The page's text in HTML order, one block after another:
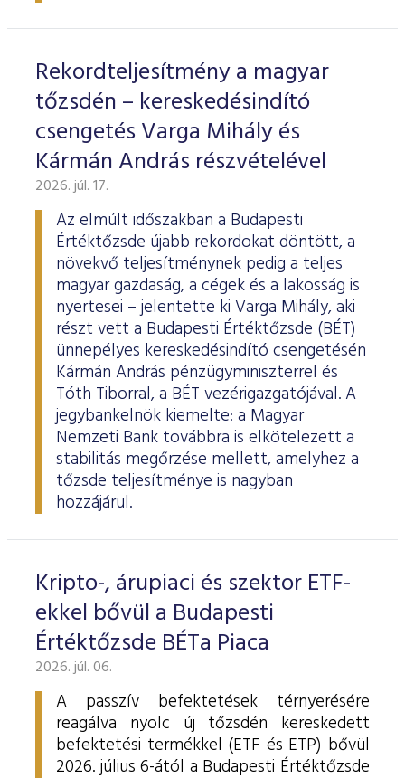
Rekordteljesítmény a magyar
tőzsdén – kereskedésindító
csengetés Varga Mihály és
Kármán András részvételével
2026. júl. 17.
Az elmúlt időszakban a Budapesti
Értéktőzsde újabb rekordokat döntött, a
növekvő teljesítménynek pedig a teljes
magyar gazdaság, a cégek és a lakosság is
nyertesei – jelentette ki Varga Mihály, aki
részt vett a Budapesti Értéktőzsde (BÉT)
ünnepélyes kereskedésindító csengetésén
Kármán András pénzügyminiszterrel és
Tóth Tiborral, a BÉT vezérigazgatójával. A
jegybankelnök kiemelte: a Magyar
Nemzeti Bank továbbra is elkötelezett a
stabilitás megőrzése mellett, amelyhez a
tőzsde teljesítménye is nagyban
hozzájárul.
Kripto-, árupiaci és szektor ETF-
ekkel bővül a Budapesti
Értéktőzsde BÉTa Piaca
2026. júl. 06.
A passzív befektetések térnyerésére
reagálva nyolc új tőzsdén kereskedett
befektetési termékkel (ETF és ETP) bővül
2026. július 6-ától a Budapesti Értéktőzsde